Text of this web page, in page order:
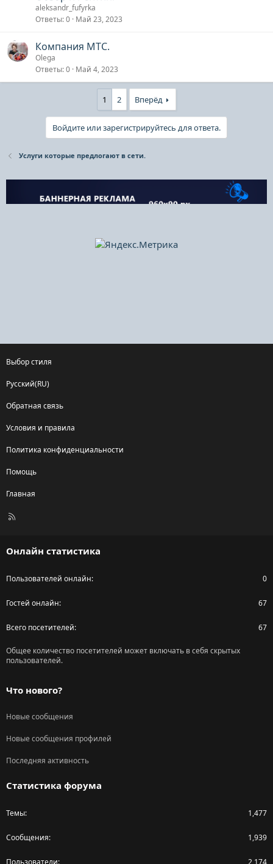
aleksandr_fufyrka
Ответы 0 Май 23, 2023
Компания МТС.
Olega
Ответы 0 Май 4, 2023
1 2 Вперёд
Войдите или зарегистрируйтесь для ответа.
Услуги которые предлогают в сети.
Выбор стиля
Русский(RU)
Обратная связь
Условия и правила
Политика конфиденциальности
Помощь
Главная
R
Онлайн статистика
Пользователей онлайн 0
Гостей онлайн 67
Всего посетителей 67
Общее количество посетителей может включать в себя скрытых
пользователей.
Что нового?
Новые сообщения
Новые сообщения профилей
Последняя активность
Статистика форума
Темы 1,477
Сообщения 1,939